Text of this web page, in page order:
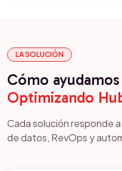
LA SOLUCIÓN
Cómo
Optimizando
Cada solución responde
de datos, RevOps y